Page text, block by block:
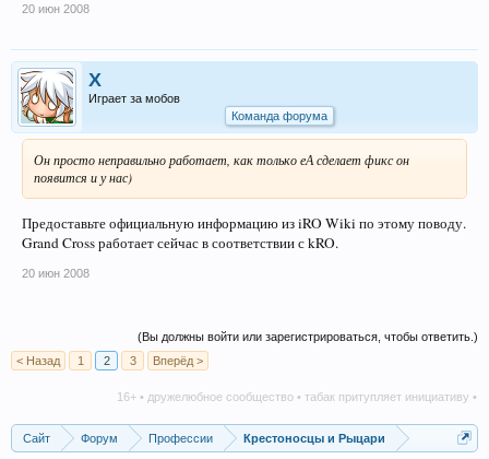
20 июн 2008
X
Играет за мобов
Команда форума
Он просто неправильно работает, как только еА сделает фикс он
появится и у нас)
Предоставьте официальную информацию из iRO Wiki по этому поводу.
Grand Cross работает сейчас в соответствии с kRO.
20 июн 2008
(Вы должны войти или зарегистрироваться, чтобы ответить.)
< Назад
1 2 3 Вперёд >
16+ • дружелюбное сообщество • табак притупляет инициативу •
Сайт Форум Профессии Крестоносцы и Рыцари